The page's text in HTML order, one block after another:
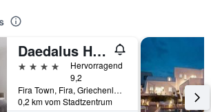
Daedalus Hotel
4 Sterne
Hervorragend
9,2
Fira Town, Fira, Griechenland
0,2 km vom Stadtzentrum